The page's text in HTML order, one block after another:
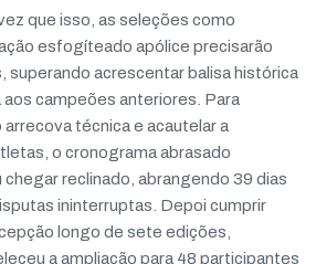
que isso, as seleções como
esfogíteado apólice precisarão
superando acrescentar balisa histórica
campeões anteriores. Para
técnica e acautelar a
o cronograma abrasado
reclinado, abrangendo 39 dias
ininterruptas. Depoi cumprir
longo de sete edições,
a ampliação para 48 participantes